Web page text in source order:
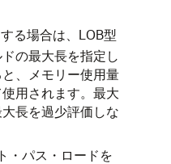
る場合は、LOB型
の最大長を指定し
、メモリー使用量
用されます。最大
長を過少評価しな
・パス・ロードを